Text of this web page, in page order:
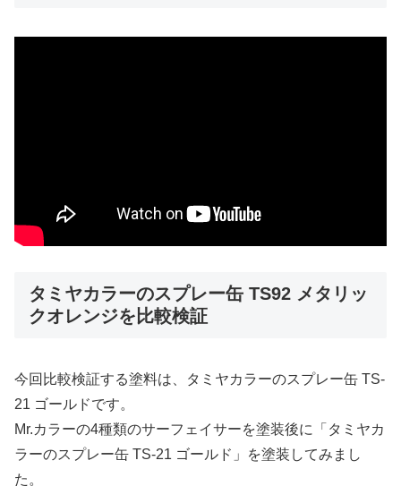
タミヤカラーのスプレー缶 TS92 メタリッ
クオレンジを比較検証
今回比較検証する塗料は、タミヤカラーのスプレー缶 TS-
21 ゴールドです。
Mr.カラーの4種類のサーフェイサーを塗装後に「タミヤカ
ラーのスプレー缶 TS-21 ゴールド」を塗装してみまし
た。